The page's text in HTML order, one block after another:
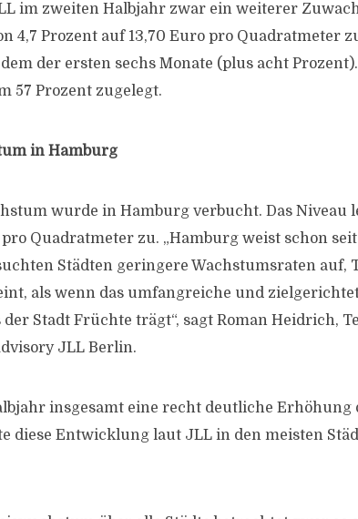
im zweiten Halbjahr zwar ein weiterer
4,7 Prozent auf 13,70 Euro pro Quadratmeter
der ersten sechs Monate (plus acht
57 Prozent zugelegt.
in Hamburg
wurde in Hamburg verbucht. Das Niveau
Quadratmeter zu. „Hamburg weist schon
Städten geringere Wachstumsraten auf,
als wenn das umfangreiche und
Stadt Früchte trägt“, sagt Roman Heidrich,
JLL Berlin.
insgesamt eine recht deutliche Erhöhung
diese Entwicklung laut JLL in den meisten